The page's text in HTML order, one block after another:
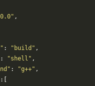
,
: "build" ,
: "shell" ,
: "g++" ,
:[